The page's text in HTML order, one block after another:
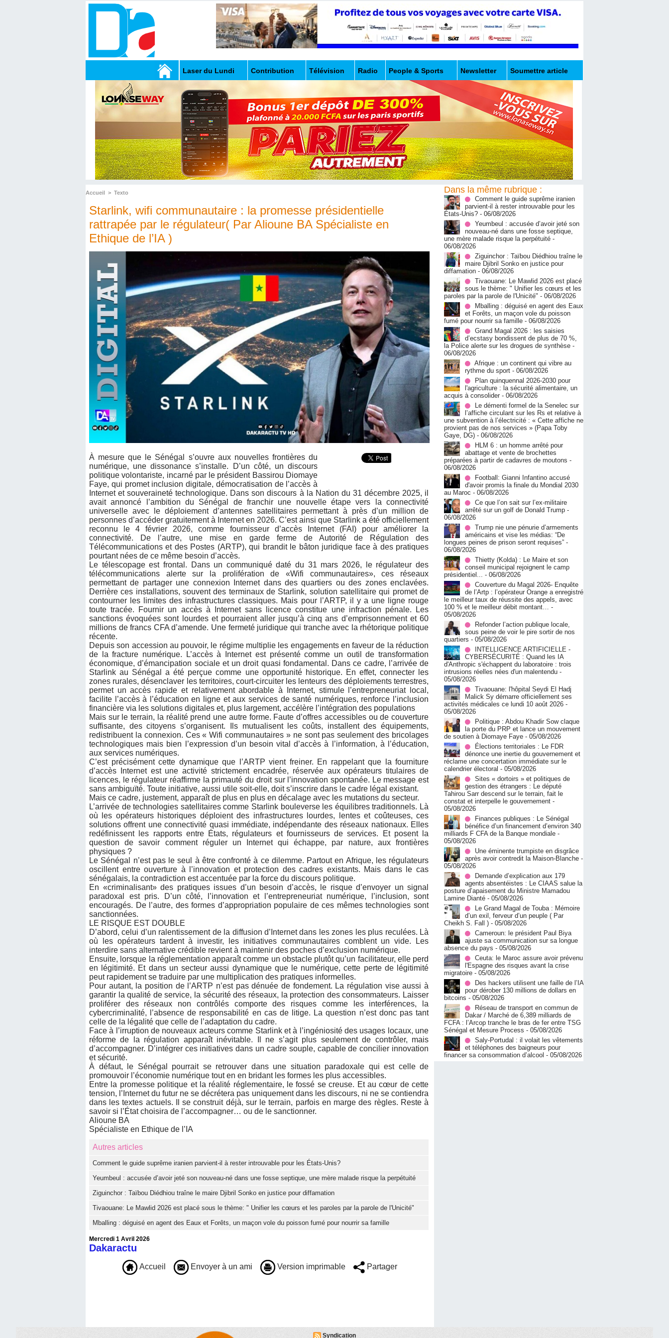
Laser du Lundi Contribution Télévision Radio People & Sports Newsletter Soumettre article
Accueil > Texto
Starlink, wifi communautaire : la promesse présidentielle
rattrapée par le régulateur( Par Alioune BA Spécialiste en
Ethique de l’IA )
À mesure que le Sénégal s’ouvre aux nouvelles frontières du
numérique, une dissonance s’installe. D’un côté, un discours
politique volontariste, incarné par le président Bassirou Diomaye
Faye, qui promet inclusion digitale, démocratisation de l’accès à
Internet et souveraineté technologique. Dans son discours à la Nation du 31 décembre 2025, il
avait annoncé l’ambition du Sénégal de franchir une nouvelle étape vers la connectivité
universelle avec le déploiement d’antennes satellitaires permettant à près d’un million de
personnes d’accéder gratuitement à Internet en 2026. C’est ainsi que Starlink a été officiellement
reconnu le 4 février 2026, comme fournisseur d’accès Internet (FAI) pour améliorer la
connectivité. De l’autre, une mise en garde ferme de Autorité de Régulation des
Télécommunications et des Postes (ARTP), qui brandit le bâton juridique face à des pratiques
pourtant nées de ce même besoin d’accès.
Le télescopage est frontal. Dans un communiqué daté du 31 mars 2026, le régulateur des
télécommunications alerte sur la prolifération de «Wifi communautaires», ces réseaux
permettant de partager une connexion Internet dans des quartiers ou des zones enclavées.
Derrière ces installations, souvent des terminaux de Starlink, solution satellitaire qui promet de
contourner les limites des infrastructures classiques. Mais pour l’ARTP, il y a une ligne rouge
toute tracée. Fournir un accès à Internet sans licence constitue une infraction pénale. Les
sanctions évoquées sont lourdes et pourraient aller jusqu’à cinq ans d’emprisonnement et 60
millions de francs CFA d’amende. Une fermeté juridique qui tranche avec la rhétorique politique
récente.
Depuis son accession au pouvoir, le régime multiplie les engagements en faveur de la réduction
de la fracture numérique. L’accès à Internet est présenté comme un outil de transformation
économique, d’émancipation sociale et un droit quasi fondamental. Dans ce cadre, l’arrivée de
Starlink au Sénégal a été perçue comme une opportunité historique. En effet, connecter les
zones rurales, désenclaver les territoires, court-circuiter les lenteurs des déploiements terrestres,
permet un accès rapide et relativement abordable à Internet, stimule l’entrepreneuriat local,
facilite l’accès à l’éducation en ligne et aux services de santé numériques, renforce l’inclusion
financière via les solutions digitales et, plus largement, accélère l’intégration des populations
Mais sur le terrain, la réalité prend une autre forme. Faute d’offres accessibles ou de couverture
suffisante, des citoyens s’organisent. Ils mutualisent les coûts, installent des équipements,
redistribuent la connexion. Ces « Wifi communautaires » ne sont pas seulement des bricolages
technologiques mais bien l’expression d’un besoin vital d’accès à l’information, à l’éducation,
aux services numériques.
C’est précisément cette dynamique que l’ARTP vient freiner. En rappelant que la fourniture
d’accès Internet est une activité strictement encadrée, réservée aux opérateurs titulaires de
licences, le régulateur réaffirme la primauté du droit sur l’innovation spontanée. Le message est
sans ambiguïté. Toute initiative, aussi utile soit-elle, doit s’inscrire dans le cadre légal existant.
Mais ce cadre, justement, apparaît de plus en plus en décalage avec les mutations du secteur.
L’arrivée de technologies satellitaires comme Starlink bouleverse les équilibres traditionnels. Là
où les opérateurs historiques déploient des infrastructures lourdes, lentes et coûteuses, ces
solutions offrent une connectivité quasi immédiate, indépendante des réseaux nationaux. Elles
redéfinissent les rapports entre États, régulateurs et fournisseurs de services. Et posent la
question de savoir comment réguler un Internet qui échappe, par nature, aux frontières
physiques ?
Le Sénégal n’est pas le seul à être confronté à ce dilemme. Partout en Afrique, les régulateurs
oscillent entre ouverture à l’innovation et protection des cadres existants. Mais dans le cas
sénégalais, la contradiction est accentuée par la force du discours politique.
En «criminalisant» des pratiques issues d’un besoin d’accès, le risque d’envoyer un signal
paradoxal est pris. D’un côté, l’innovation et l’entrepreneuriat numérique, l’inclusion, sont
encouragés. De l’autre, des formes d’appropriation populaire de ces mêmes technologies sont
sanctionnées.
LE RISQUE EST DOUBLE
D’abord, celui d’un ralentissement de la diffusion d’Internet dans les zones les plus reculées. Là
où les opérateurs tardent à investir, les initiatives communautaires comblent un vide. Les
interdire sans alternative crédible revient à maintenir des poches d’exclusion numérique.
Ensuite, lorsque la réglementation apparaît comme un obstacle plutôt qu’un facilitateur, elle perd
en légitimité. Et dans un secteur aussi dynamique que le numérique, cette perte de légitimité
peut rapidement se traduire par une multiplication des pratiques informelles.
Pour autant, la position de l’ARTP n’est pas dénuée de fondement. La régulation vise aussi à
garantir la qualité de service, la sécurité des réseaux, la protection des consommateurs. Laisser
proliférer des réseaux non contrôlés comporte des risques comme les interférences, la
cybercriminalité, l’absence de responsabilité en cas de litige. La question n’est donc pas tant
celle de la légalité que celle de l’adaptation du cadre.
Face à l’irruption de nouveaux acteurs comme Starlink et à l’ingéniosité des usages locaux, une
réforme de la régulation apparaît inévitable. Il ne s’agit plus seulement de contrôler, mais
d’accompagner. D’intégrer ces initiatives dans un cadre souple, capable de concilier innovation
et sécurité.
À défaut, le Sénégal pourrait se retrouver dans une situation paradoxale qui est celle de
promouvoir l’économie numérique tout en en bridant les formes les plus accessibles.
Entre la promesse politique et la réalité réglementaire, le fossé se creuse. Et au cœur de cette
tension, l’Internet du futur ne se décrétera pas uniquement dans les discours, ni ne se contiendra
dans les textes actuels. Il se construit déjà, sur le terrain, parfois en marge des règles. Reste à
savoir si l’État choisira de l’accompagner… ou de le sanctionner.
Alioune BA
Spécialiste en Ethique de l’IA
Autres articles
Comment le guide suprême iranien parvient-il à rester introuvable pour les États-Unis?
Yeumbeul : accusée d’avoir jeté son nouveau-né dans une fosse septique, une mère malade risque la perpétuité
Ziguinchor : Taïbou Diédhiou traîne le maire Djibril Sonko en justice pour diffamation
Tivaouane: Le Mawlid 2026 est placé sous le thème: " Unifier les cœurs et les paroles par la parole de l'Unicité"
Mballing : déguisé en agent des Eaux et Forêts, un maçon vole du poisson fumé pour nourrir sa famille
Mercredi 1 Avril 2026
Dakaractu
Accueil Envoyer à un ami Version imprimable Partager
Dans la même rubrique :
Comment le guide suprême iranien
parvient-il à rester introuvable pour les
États-Unis? - 06/08/2026
Yeumbeul : accusée d’avoir jeté son
nouveau-né dans une fosse septique,
une mère malade risque la perpétuité -
06/08/2026
Ziguinchor : Taïbou Diédhiou traîne le
maire Djibril Sonko en justice pour
diffamation - 06/08/2026
Tivaouane: Le Mawlid 2026 est placé
sous le thème: " Unifier les cœurs et les
paroles par la parole de l'Unicité" - 06/08/2026
Mballing : déguisé en agent des Eaux
et Forêts, un maçon vole du poisson
fumé pour nourrir sa famille - 06/08/2026
Grand Magal 2026 : les saisies
d’ecstasy bondissent de plus de 70 %,
la Police alerte sur les drogues de synthèse -
06/08/2026
Afrique : un continent qui vibre au
rythme du sport - 06/08/2026
Plan quinquennal 2026-2030 pour
l'agriculture : la sécurité alimentaire, un
acquis à consolider - 06/08/2026
Le démenti formel de la Senelec sur
l’affiche circulant sur les Rs et relative à
une subvention à l’électricité : « Cette affiche ne
provient pas de nos services » (Papa Toby
Gaye, DG) - 06/08/2026
HLM 6 : un homme arrêté pour
abattage et vente de brochettes
préparées à partir de cadavres de moutons -
06/08/2026
Football: Gianni Infantino accusé
d'avoir promis la finale du Mondial 2030
au Maroc - 06/08/2026
Ce que l’on sait sur l’ex-militaire
arrêté sur un golf de Donald Trump -
06/08/2026
Trump nie une pénurie d’armements
américains et vise les médias: “De
longues peines de prison seront requises” -
06/08/2026
‎Thietty (Kolda) : Le Maire et son
conseil municipal rejoignent le camp
présidentiel... - 06/08/2026
Couverture du Magal 2026- Enquête
de l’Artp : l’opérateur Orange a enregistré
le meilleur taux de réussite des appels, avec
100 % et le meilleur débit montant… -
05/08/2026
Refonder l’action publique locale,
sous peine de voir le pire sortir de nos
quartiers - 05/08/2026
INTELLIGENCE ARTIFICIELLE -
CYBERSÉCURITÉ : Quand les IA
d'Anthropic s'échappent du laboratoire : trois
intrusions réelles nées d'un malentendu -
05/08/2026
Tivaouane: l'hôpital Seydi El Hadj
Malick Sy démarre officiellement ses
activités médicales ce lundi 10 août 2026 -
05/08/2026
Politique : Abdou Khadir Sow claque
la porte du PRP et lance un mouvement
de soutien à Diomaye Faye - 05/08/2026
Élections territoriales : Le FDR
dénonce une inertie du gouvernement et
réclame une concertation immédiate sur le
calendrier électoral - 05/08/2026
Sites « dortoirs » et politiques de
gestion des étrangers : Le député
Tahirou Sarr descend sur le terrain, fait le
constat et interpelle le gouvernement -
05/08/2026
Finances publiques : Le Sénégal
bénéfice d’un financement d’environ 340
milliards F CFA de la Banque mondiale -
05/08/2026
Une éminente trumpiste en disgrâce
après avoir contredit la Maison-Blanche -
05/08/2026
Demande d’explication aux 179
agents absentéistes : Le CIAAS salue la
posture d’apaisement du Ministre Mamadou
Lamine Dianté - 05/08/2026
Le Grand Magal de Touba : Mémoire
d’un exil, ferveur d’un peuple ( Par
Cheikh S. Fall ) - 05/08/2026
Cameroun: le président Paul Biya
ajuste sa communication sur sa longue
absence du pays - 05/08/2026
Ceuta: le Maroc assure avoir prévenu
l'Espagne des risques avant la crise
migratoire - 05/08/2026
Des hackers utilisent une faille de l’IA
pour dérober 130 millions de dollars en
bitcoins - 05/08/2026
Réseau de transport en commun de
Dakar / Marché de 6,389 milliards de
FCFA : l’Arcop tranche le bras de fer entre TSG
Sénégal et Mesure Process - 05/08/2026
Saly-Portudal : il volait les vêtements
et téléphones des baigneurs pour
financer sa consommation d’alcool - 05/08/2026
Syndication